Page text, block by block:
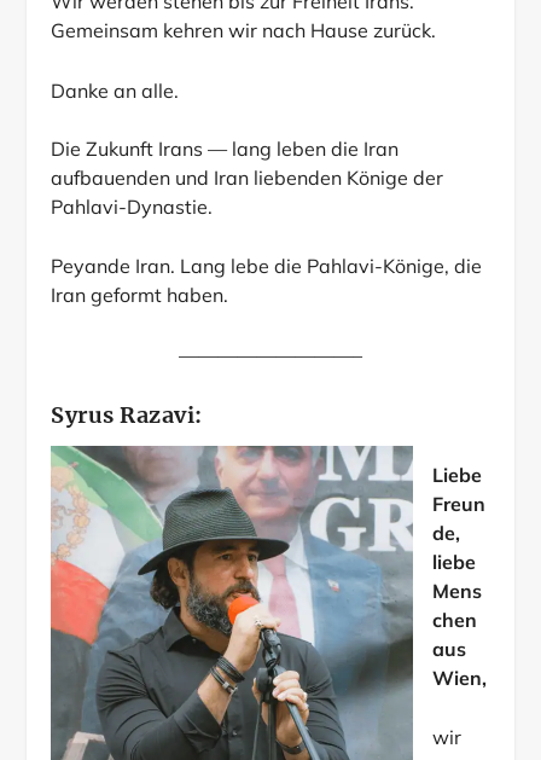
Wir werden stehen bis zur Freiheit Irans.
Gemeinsam kehren wir nach Hause zurück.
Danke an alle.
Die Zukunft Irans — lang leben die Iran
aufbauenden und Iran liebenden Könige der
Pahlavi-Dynastie.
Peyande Iran. Lang lebe die Pahlavi-Könige, die
Iran geformt haben.
—————————–
Syrus Razavi:
Liebe
Freun
de,
liebe
Mens
chen
aus
Wien,
wir